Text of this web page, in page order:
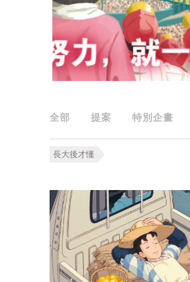
全部 提案 特別企畫
長大後才懂